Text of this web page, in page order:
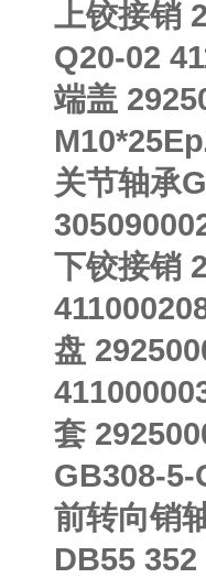
上铰接销
Q20-02
端盖
关节轴承
下铰接销
盘
套
GB308-5-
前转向销
DB55